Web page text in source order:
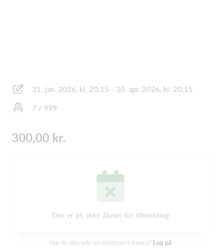
31. jan. 2026, kl. 20.15 - 30. apr. 2026, kl. 20.15
7 / 999
300,00 kr.
Der er pt. ikke åbnet for tilmelding
Har du allerede en Holdsport-konto? Log på